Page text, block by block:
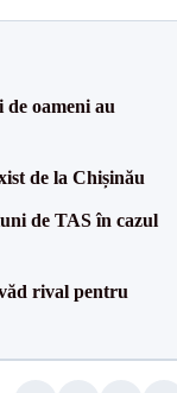
oameni au
de la Chișinău
de TAS în cazul
rival pentru